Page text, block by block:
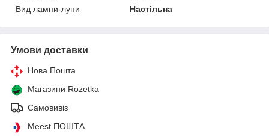
Вид лампи-лупи
Настільна
Умови доставки
Нова Пошта
Магазини Rozetka
Самовивіз
Meest ПОШТА